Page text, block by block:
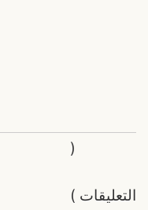
التعليقات
(
)